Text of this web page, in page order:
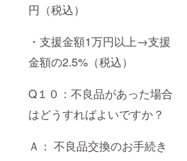
円（税込）
・支援金額1万円以上→支援
金額の2.5%（税込）
Q１０：不良品があった場合
はどうすればよいですか？
Ａ： 不良品交換のお手続き